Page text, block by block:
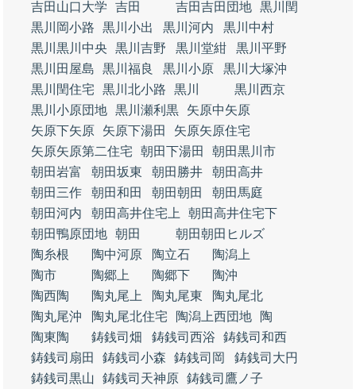
吉田山口大学
吉田 吉田吉田団地 黒川閏
黒川岡小路
黒川小出 黒川河内
黒川中村
黒川黒川中央
黒川吉野 黒川堂紺
黒川平野
黒川田屋島
黒川福良 黒川小原
黒川大塚沖
黒川閏住宅
黒川北小路 黒川
黒川西京
黒川小原団地 黒川瀬利黒
矢原中矢原
矢原下矢原
矢原下湯田
矢原矢原住宅
矢原矢原第二住宅
朝田下湯田
朝田黒川市
朝田岩富
朝田坂東 朝田勝井
朝田高井
朝田三作
朝田和田 朝田朝田
朝田馬庭
朝田河内
朝田高井住宅上
朝田高井住宅下
朝田鴨原団地 朝田
朝田朝田ヒルズ
陶糸根
陶中河原 陶立石
陶潟上
陶市
陶郷上 陶郷下
陶沖
陶西陶
陶丸尾上 陶丸尾東
陶丸尾北
陶丸尾沖
陶丸尾北住宅 陶潟上西団地
陶
陶東陶
鋳銭司畑 鋳銭司西浴
鋳銭司和西
鋳銭司扇田
鋳銭司小森 鋳銭司岡
鋳銭司大円
鋳銭司黒山
鋳銭司天神原 鋳銭司鷹ノ子